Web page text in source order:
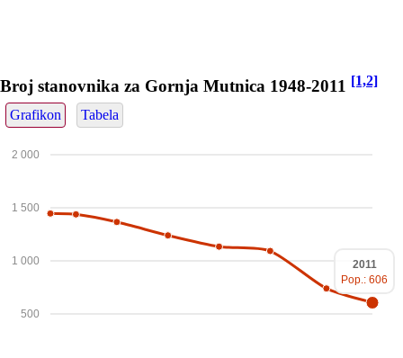
Broj stanovnika za Gornja Mutnica 1948-2011 [1,2]
Grafikon Tabela
500
1 000
1 500
2 000
2011
Pop.: 606